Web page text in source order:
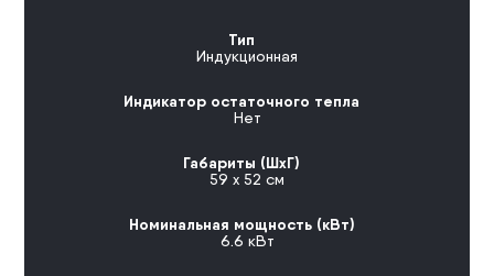
Тип
Индукционная
Индикатор остаточного тепла
Нет
Габариты (ШхГ)
59 х 52 см
Номинальная мощность (кВт)
6.6 кВт